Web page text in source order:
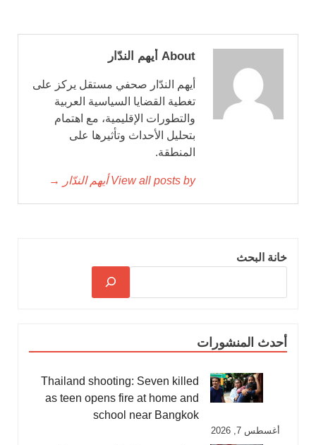
About أيهم الندّار
أيهم الندّار صحفي مستقل يركز على
تغطية القضايا السياسية العربية
والتطورات الإقليمية، مع اهتمام
بتحليل الأحداث وتأثيرها على
المنطقة.
View all posts by أيهم الندّار →
خانة البحث
أحدث المنشورات
Thailand shooting: Seven killed
as teen opens fire at home and
school near Bangkok
أغسطس 7, 2026